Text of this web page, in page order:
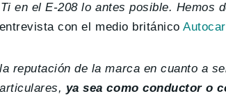
en el E-208 lo antes posible. Hemos
con el medio británicoAutocar
reputación de la marca en cuanto a
ya sea como conductor o